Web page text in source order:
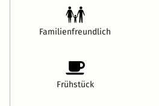
Familienfreundlich
Frühstück